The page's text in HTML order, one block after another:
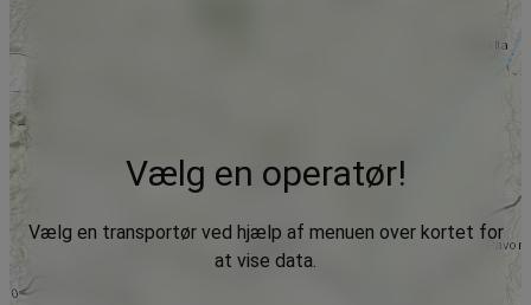
Vælg en operatør!
Vælg en transportør ved hjælp af menuen over kortet for
at vise data.